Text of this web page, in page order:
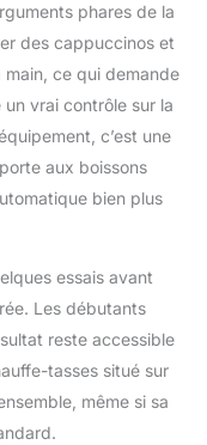
phares de la
des cappuccinos et
ce qui demande
un vrai contrôle sur la
c’est une
aux boissons
bien plus
essais avant
Les débutants
reste accessible
tasses situé sur
même si sa